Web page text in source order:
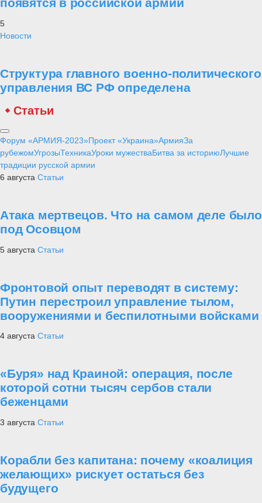
5
Новости
Структура главного военно-политического
управления ВС РФ определена
Статьи
Форум «АРМИЯ-2023»Проект «Украина»АрмияЗа
рубежомУгрозыТехникаУроки мужестваБитва за историюЛучшие
традиции русской армии
6 августа Статьи
Атака мертвецов. Что на самом деле было
под Осовцом
5 августа Статьи
Фронтовой опыт переводят в систему:
Путин перестроил управление тылом,
вооружениями и беспилотными войсками
4 августа Статьи
«Буря» над Краиной: операция, после
которой сотни тысяч сербов стали
беженцами
3 августа Статьи
Корабли без капитана: почему «коалиция
желающих» рискует остаться без
будущего